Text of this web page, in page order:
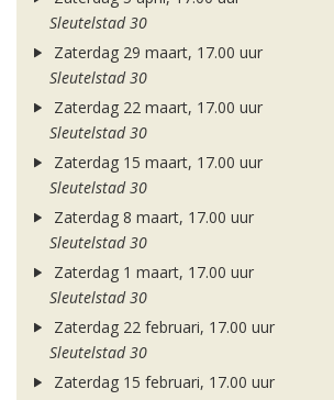
Sleutelstad 30
Zaterdag 29 maart, 17.00 uur
Sleutelstad 30
Zaterdag 22 maart, 17.00 uur
Sleutelstad 30
Zaterdag 15 maart, 17.00 uur
Sleutelstad 30
Zaterdag 8 maart, 17.00 uur
Sleutelstad 30
Zaterdag 1 maart, 17.00 uur
Sleutelstad 30
Zaterdag 22 februari, 17.00 uur
Sleutelstad 30
Zaterdag 15 februari, 17.00 uur